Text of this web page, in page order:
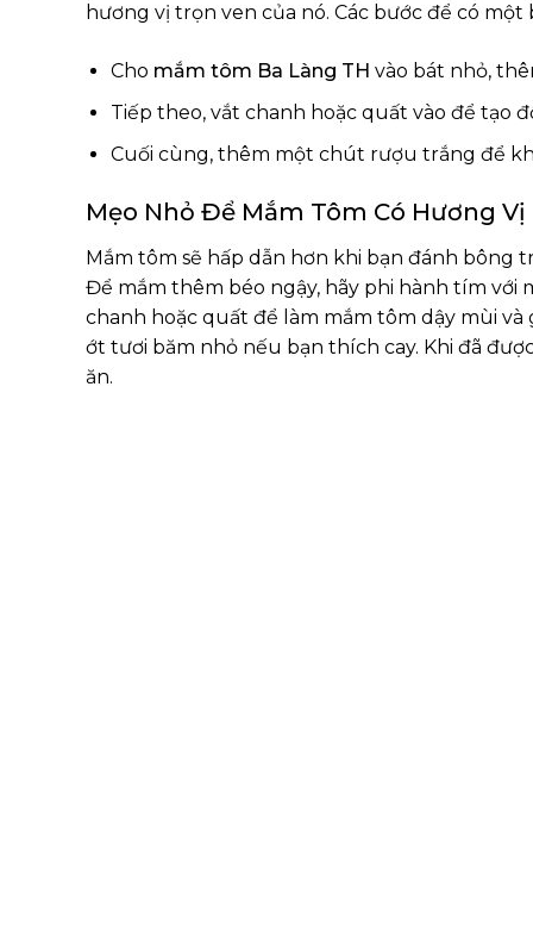
hương vị trọn ven của nó. Các bước để có
Cho mắm tôm Ba Làng TH vào bát nhỏ,
Tiếp theo, vắt chanh hoặc quất vào để tạo
Cuối cùng, thêm một chút rượu trắng để
Mẹo Nhỏ Để Mắm Tôm Có Hương
Mắm tôm sẽ hấp dẫn hơn khi bạn đánh bông
Để mắm thêm béo ngậy, hãy phi hành tím
chanh hoặc quất để làm mắm tôm dậy mùi
ớt tươi băm nhỏ nếu bạn thích cay. Khi đã
ăn.